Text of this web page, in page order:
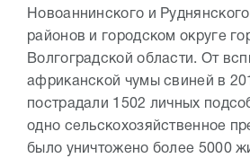
Новоаннинского и
районов и городском округе
Волгоградской области. От
африканской чумы свиней в
пострадали 1502 личных
одно сельскохозяйственное
было уничтожено более 5000